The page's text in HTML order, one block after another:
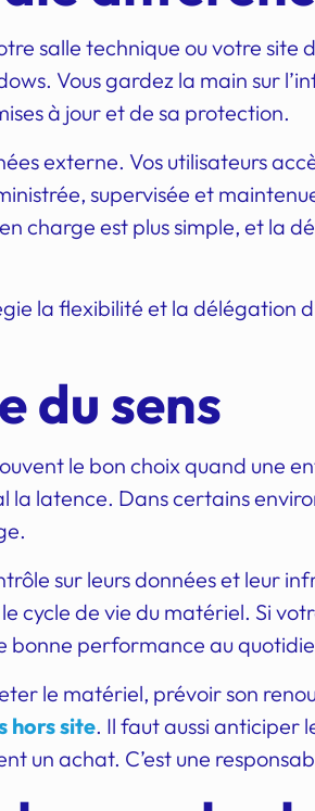
salle technique ou votre site
Vous gardez la main sur
à jour et de sa protection.
externe. Vos utilisateurs
supervisée et
charge est plus simple, et la
la flexibilité et la délégation
du sens
le bon choix quand une
latence. Dans certains
sur leurs données et leur
de vie du matériel. Si
bonne performance au
le matériel, prévoir son
hors site. Il faut aussi anticiper
un achat. C’est une